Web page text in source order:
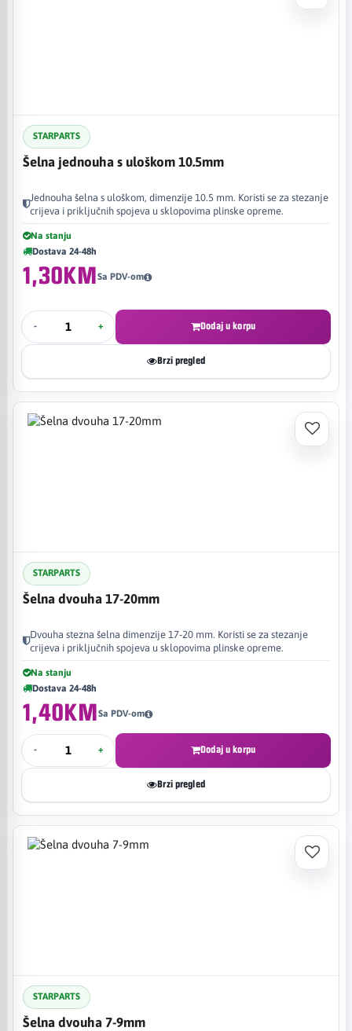
STARPARTS
Šelna jednouha s uloškom 10.5mm
Jednouha šelna s uloškom, dimenzije 10.5 mm. Koristi se za stezanje
crijeva i priključnih spojeva u sklopovima plinske opreme.
Na stanju
Dostava 24-48h
1,30KMSa PDV-om
- + Dodaj u korpu
Brzi pregled
STARPARTS
Šelna dvouha 17-20mm
Dvouha stezna šelna dimenzije 17-20 mm. Koristi se za stezanje
crijeva i priključnih spojeva u sklopovima plinske opreme.
Na stanju
Dostava 24-48h
1,40KMSa PDV-om
- + Dodaj u korpu
Brzi pregled
STARPARTS
Šelna dvouha 7-9mm